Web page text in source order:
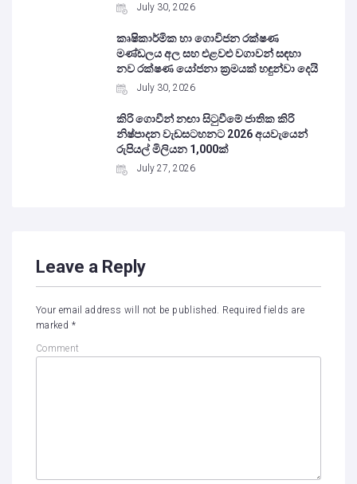
July 30, 2026
කෘෂිකාර්මික හා ගොවිජන රක්ෂණ
මණ්ඩලය අල සහ එළවළු වගාවන් සඳහා
නව රක්ෂණ යෝජනා ක්‍රමයක් හඳුන්වා දෙයි
July 30, 2026
කිරි ගොවීන් නඟා සිටුවීමේ ජාතික කිරි
නිෂ්පාදන වැඩසටහනට 2026 අයවැයෙන්
රුපියල් මිලියන 1,000ක්
July 27, 2026
Leave a Reply
Your email address will not be published. Required fields are
marked *
Comment